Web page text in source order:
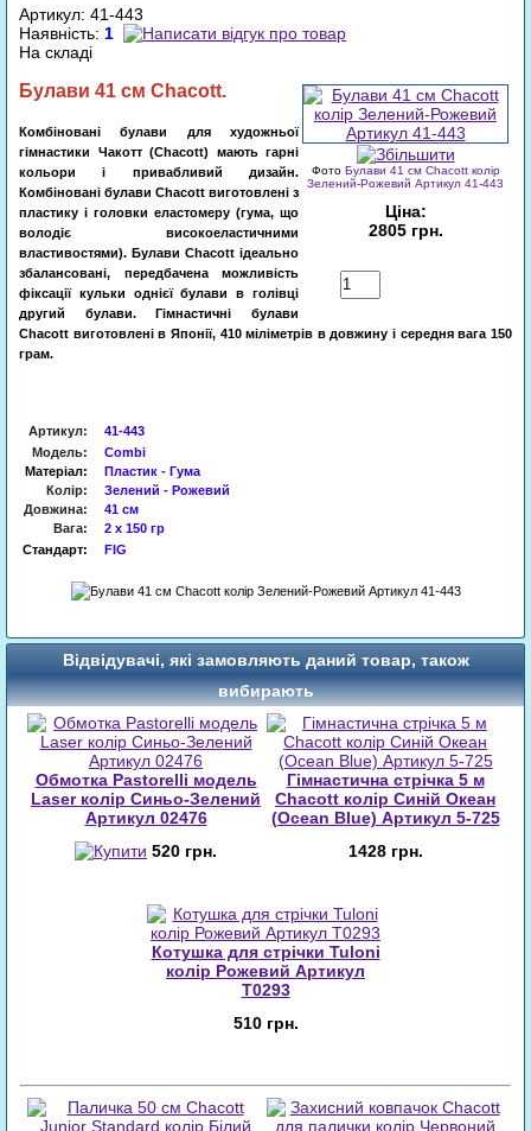
Артикул: 41-443
Наявність: 1
На складі
Фото Булави 41 cм Chacott колір
Зелений-Рожевий Артикул 41-443
Ціна:
2805 грн.
Булави 41 см Chacott.
Комбіновані булави для художньої
гімнастики Чакотт (Chacott) мають гарні
кольори і привабливий дизайн.
Комбіновані булави Chacott виготовлені з
пластику і головки еластомеру (гума, що
володіє високоеластичними
властивостями). Булави Chacott ідеально
збалансовані, передбачена можливість
фіксації кульки однієї булави в голівці
другий булави. Гімнастичні булави
Chacott виготовлені в Японії, 410 міліметрів в довжину і середня вага 150
грам.
Артикул:
41-443
Модель:
Combi
Матеріал:
Пластик - Гума
Колір:
Зелений - Рожевий
Довжина:
41 см
Вага:
2 х 150 гр
Стандарт:
FIG
Відвідувачі, які замовляють даний товар, також
вибирають
Обмотка Pastorelli модель
Laser колір Синьо-Зелений
Артикул 02476
520 грн.
Гімнастична стрічка 5 м
Chacott колір Синій Океан
(Ocean Blue) Артикул 5-725
1428 грн.
Котушка для стрічки Tuloni
колір Рожевий Артикул
T0293
510 грн.